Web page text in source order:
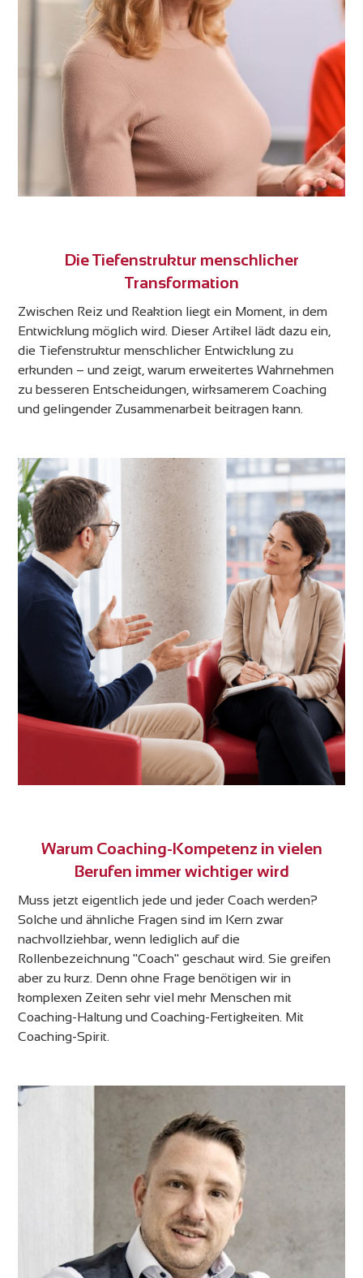
Die Tiefenstruktur menschlicher
Transformation
Zwischen Reiz und Reaktion liegt ein Moment, in dem
Entwicklung möglich wird. Dieser Artikel lädt dazu ein,
die Tiefenstruktur menschlicher Entwicklung zu
erkunden – und zeigt, warum erweitertes Wahrnehmen
zu besseren Entscheidungen, wirksamerem Coaching
und gelingender Zusammenarbeit beitragen kann.
Warum Coaching-Kompetenz in vielen
Berufen immer wichtiger wird
Muss jetzt eigentlich jede und jeder Coach werden?
Solche und ähnliche Fragen sind im Kern zwar
nachvollziehbar, wenn lediglich auf die
Rollenbezeichnung "Coach" geschaut wird. Sie greifen
aber zu kurz. Denn ohne Frage benötigen wir in
komplexen Zeiten sehr viel mehr Menschen mit
Coaching-Haltung und Coaching-Fertigkeiten. Mit
Coaching-Spirit.